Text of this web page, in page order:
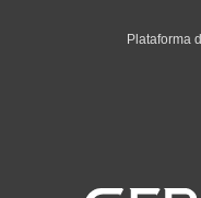
Plataforma